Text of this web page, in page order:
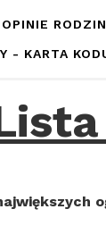
OPINIE RODZIN
- KARTA